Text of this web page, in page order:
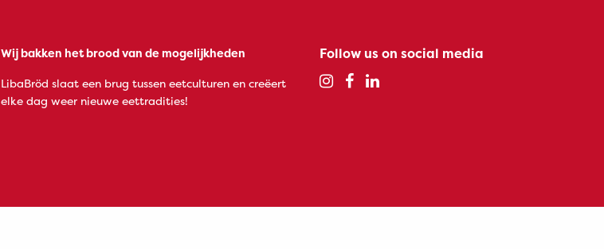
Wij bakken het brood van de mogelijkheden
LibaBröd slaat een brug tussen eetculturen en creëert
elke dag weer nieuwe eettradities!
Follow us on social media